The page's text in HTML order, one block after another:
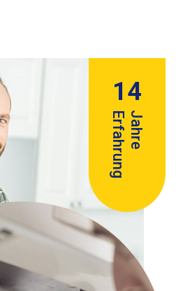
14
Jahre
Erfahrung